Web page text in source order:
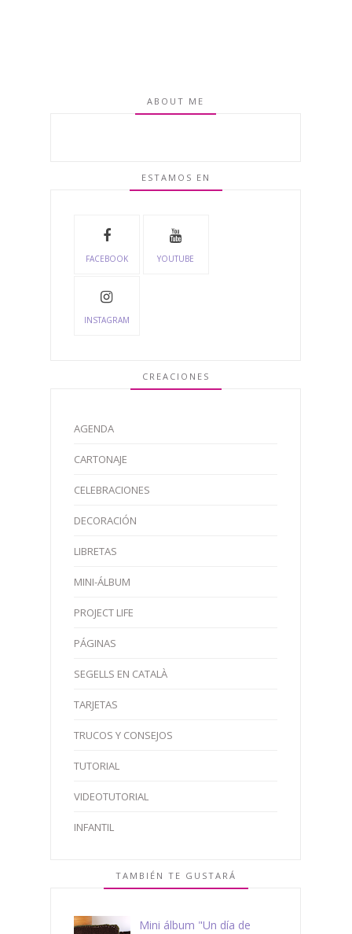
ABOUT ME
ESTAMOS EN
FACEBOOK YOUTUBE
INSTAGRAM
CREACIONES
AGENDA
CARTONAJE
CELEBRACIONES
DECORACIÓN
LIBRETAS
MINI-ÁLBUM
PROJECT LIFE
PÁGINAS
SEGELLS EN CATALÀ
TARJETAS
TRUCOS Y CONSEJOS
TUTORIAL
VIDEOTUTORIAL
INFANTIL
TAMBIÉN TE GUSTARÁ
Mini álbum "Un día de